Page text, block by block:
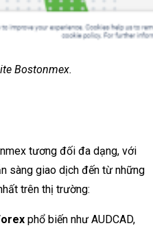
Bostonmex.
tương đối đa dạng, với
sàng giao dịch đến từ những
trên thị trường:
phổ biến như AUDCAD,